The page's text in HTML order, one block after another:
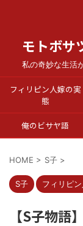
モトボサ
私の奇妙な生活
フィリピン人嫁の実
態
俺のビサヤ語
HOME > S子 >
S子 フィリピ
【S子物語